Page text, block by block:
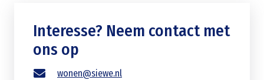
Interesse? Neem contact met
ons op
wonen@siewe.nl